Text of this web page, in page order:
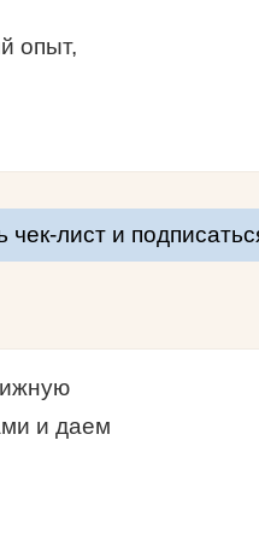
опыт,
чек-лист и
и даем